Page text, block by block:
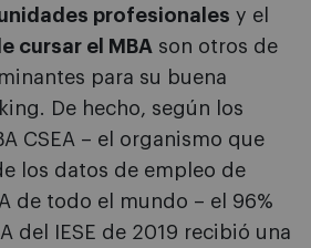
profesionales y el
cursar el MBA son otros de
para su buena
De hecho, según los
CSEA – el organismo que
los datos de empleo de
de todo el mundo – el 96%
del IESE de 2019 recibió una